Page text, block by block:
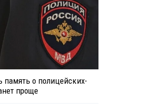
память о полицейских-
проще